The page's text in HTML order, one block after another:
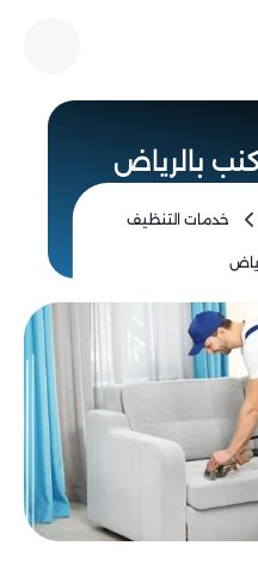
بالرياض
خدمات التنظيف